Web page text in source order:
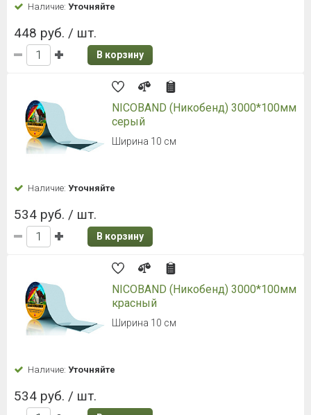
Наличие: Уточняйте
448 руб. / шт.
В корзину
NICOBAND (Никобенд) 3000*100мм
серый
Ширина 10 см
Наличие: Уточняйте
534 руб. / шт.
В корзину
NICOBAND (Никобенд) 3000*100мм
красный
Ширина 10 см
Наличие: Уточняйте
534 руб. / шт.